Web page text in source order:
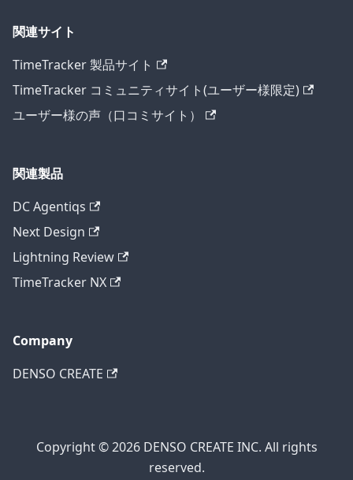
関連サイト
TimeTracker 製品サイト
TimeTracker コミュニティサイト(ユーザー様限定)
ユーザー様の声（口コミサイト）
関連製品
DC Agentiqs
Next Design
Lightning Review
TimeTracker NX
Company
DENSO CREATE
Copyright © 2026 DENSO CREATE INC. All rights
reserved.